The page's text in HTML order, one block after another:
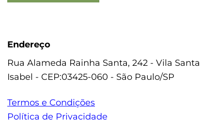
Endereço
Rua Alameda Rainha Santa, 242 - Vila Santa
Isabel - CEP:03425-060 - São Paulo/SP
Termos e Condições
Política de Privacidade